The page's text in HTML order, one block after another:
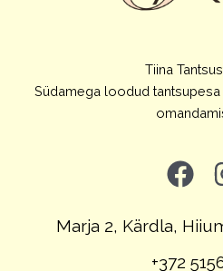
Tiina
Südamega loodud
Marja 2, Kärdla,
+372